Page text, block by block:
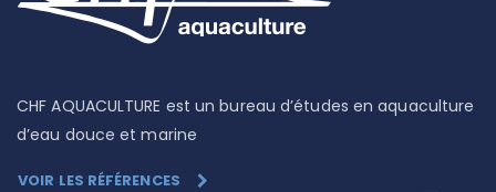
CHF AQUACULTURE est un bureau d’études en aquaculture
d’eau douce et marine
VOIR LES RÉFÉRENCES